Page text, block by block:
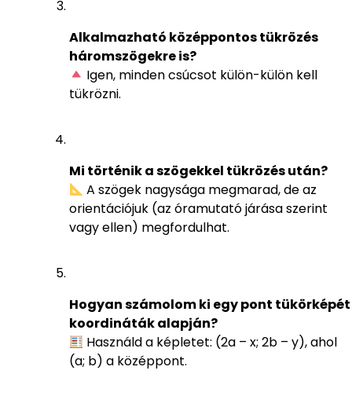
Alkalmazható középpontos tükrözés
háromszögekre is?
Igen, minden csúcsot külön-külön kell
tükrözni.
Mi történik a szögekkel tükrözés után?
A szögek nagysága megmarad, de az
orientációjuk (az óramutató járása szerint
vagy ellen) megfordulhat.
Hogyan számolom ki egy pont tükörképét
koordináták alapján?
Használd a képletet: (2a – x; 2b – y), ahol
(a; b) a középpont.